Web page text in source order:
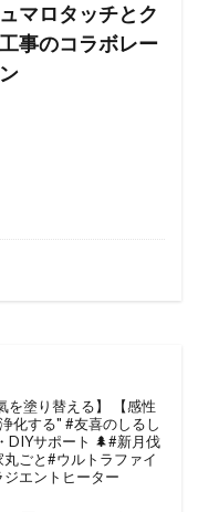
マロタッチとク
事のコラボレー
塗り替える】
【感性
化する" #友喜のしるし
DIYサポート 🌲#新月伐
丸ごと#ウルトラファイ
エントヒーター